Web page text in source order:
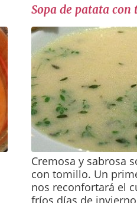
Sopa de patata
Cremosa y sabrosa
con tomillo. Un
nos reconfortará el
fríos días de